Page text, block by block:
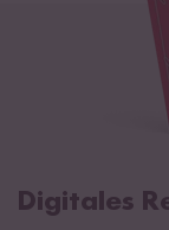
Digitales